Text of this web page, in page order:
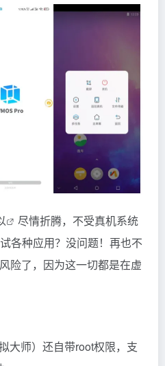
尽情折腾，不受真机系统
各种应用？没问题！再也不
险了，因为这一切都是在虚
大师）还自带root权限， 支